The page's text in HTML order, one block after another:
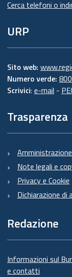
Cerca telefoni o
URP
Sito web:
Numero verde:
Scrivici: e-mail -
Trasparenza
Note legali e
Privacy e Cookie
Dichiarazione di
Redazione
Informazioni sul
e contatti